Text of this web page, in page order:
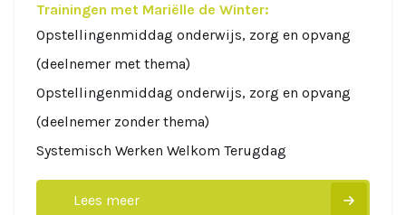
Trainingen met Mariëlle de Winter:
Opstellingenmiddag onderwijs, zorg en opvang
(deelnemer met thema)
Opstellingenmiddag onderwijs, zorg en opvang
(deelnemer zonder thema)
Systemisch Werken Welkom Terugdag
Lees meer